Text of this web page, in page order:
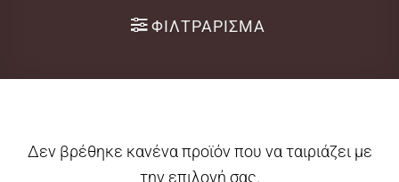
ΦΙΛΤΡΆΡΙΣΜΑ
Δεν βρέθηκε κανένα προϊόν που να ταιριάζει με
την επιλογή σας.